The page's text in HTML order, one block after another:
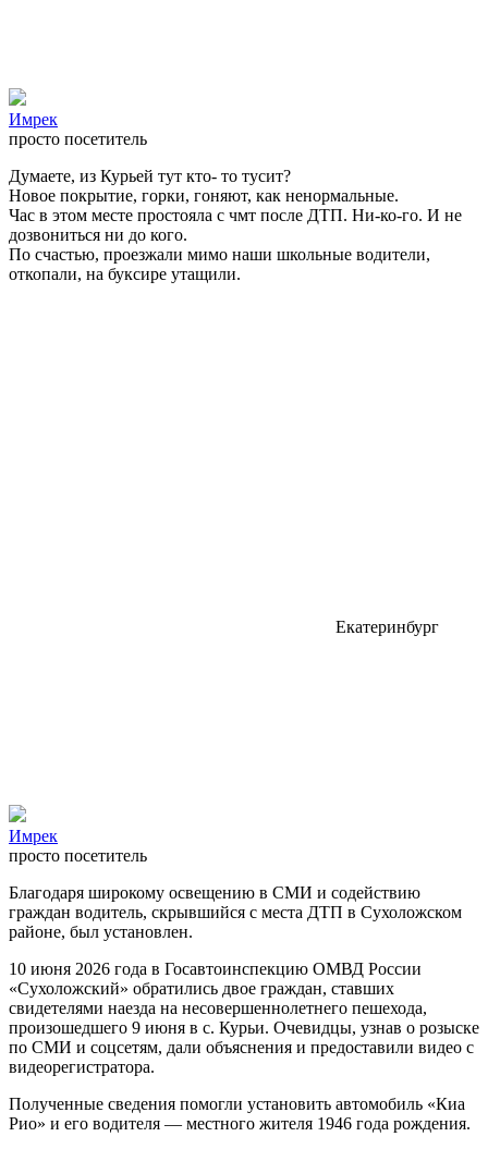
Имрек
просто посетитель
Думаете, из Курьей тут кто- то тусит?
Новое покрытие, горки, гоняют, как ненормальные.
Час в этом месте простояла с чмт после ДТП. Ни-ко-го. И не
дозвониться ни до кого.
По счастью, проезжали мимо наши школьные водители,
откопали, на буксире утащили.
Екатеринбург
Имрек
просто посетитель
Благодаря широкому освещению в СМИ и содействию
граждан водитель, скрывшийся с места ДТП в Сухоложском
районе, был установлен.
10 июня 2026 года в Госавтоинспекцию ОМВД России
«Сухоложский» обратились двое граждан, ставших
свидетелями наезда на несовершеннолетнего пешехода,
произошедшего 9 июня в с. Курьи. Очевидцы, узнав о розыске
по СМИ и соцсетям, дали объяснения и предоставили видео с
видеорегистратора.
Полученные сведения помогли установить автомобиль «Киа
Рио» и его водителя — местного жителя 1946 года рождения.